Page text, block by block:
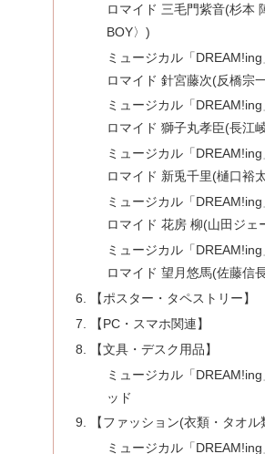
ロマイド 三毛門紫音(杉本
BOY〉)
ミュージカル「
ロマイド 針宮藤次(反橋宗
ミュージカル「
ロマイド 獅子丸孝臣(長江
ミュージカル「
ロマイド 新兎千里(樋口裕
ミュージカル「
ロマイド 花房 柳(山田ジェ
ミュージカル「
ロマイド 望月悠馬(佐藤信
【ポスター・タペストリー】
【PC・スマホ関連】
【文具・デスク用品】
ミュージカル「
ッド
【ファッション(衣類・タオル
ミュージカル「